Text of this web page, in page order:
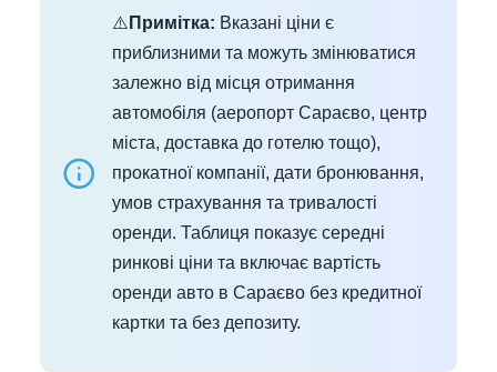
⚠️ Примітка: Вказані ціни є
приблизними та можуть змінюватися
залежно від місця отримання
автомобіля (аеропорт Сараєво, центр
міста, доставка до готелю тощо),
прокатної компанії, дати бронювання,
умов страхування та тривалості
оренди. Таблиця показує середні
ринкові ціни та включає вартість
оренди авто в Сараєво без кредитної
картки та без депозиту.